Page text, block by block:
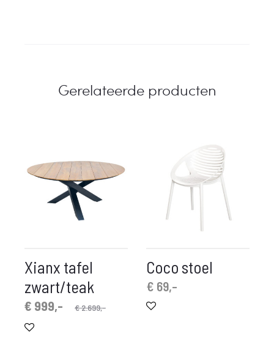
Gerelateerde producten
Xianx tafel
zwart/teak
€2.699,-
€ 999,-
prijs
Coco stoel
€ 69,-